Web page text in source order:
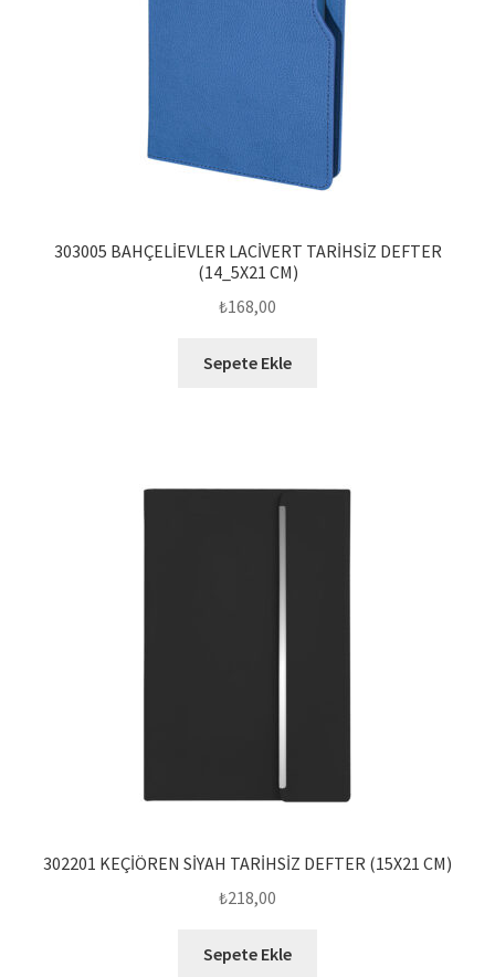
303005 BAHÇELİEVLER LACİVERT TARİHSİZ DEFTER
(14_5X21 CM)
₺168,00
Sepete Ekle
302201 KEÇİÖREN SİYAH TARİHSİZ DEFTER (15X21 CM)
₺218,00
Sepete Ekle